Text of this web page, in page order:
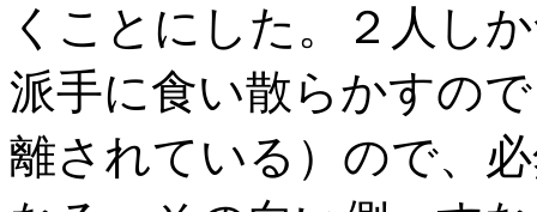
くことにした。２人し
派手に食い散らかすので
離されている）ので、